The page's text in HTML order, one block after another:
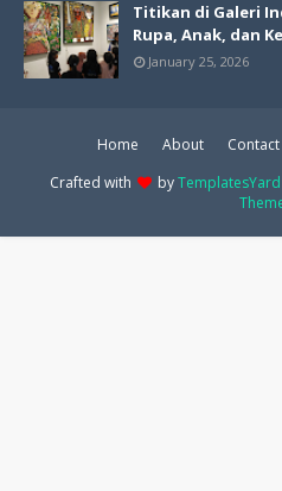
Titikan di Galeri
Rupa, Anak, dan
January 25, 2026
Home About
Crafted with
byTemplatesYard